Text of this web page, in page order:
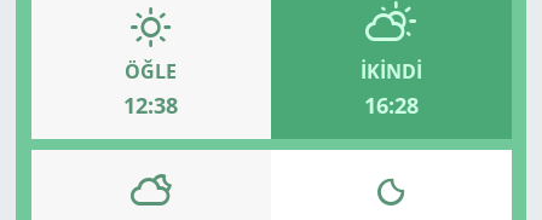
ÖĞLE
12:38
İKINDI
16:28
SAĞLIK
SİYASET
SPOR